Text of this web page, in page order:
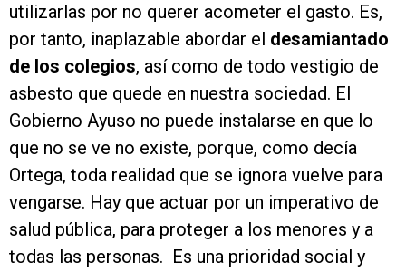
utilizarlas por no querer acometer el gasto. Es,
por tanto, inaplazable abordar el desamiantado
de los colegios, así como de todo vestigio de
asbesto que quede en nuestra sociedad. El
Gobierno Ayuso no puede instalarse en que lo
que no se ve no existe, porque, como decía
Ortega, toda realidad que se ignora vuelve para
vengarse. Hay que actuar por un imperativo de
salud pública, para proteger a los menores y a
todas las personas. Es una prioridad social y